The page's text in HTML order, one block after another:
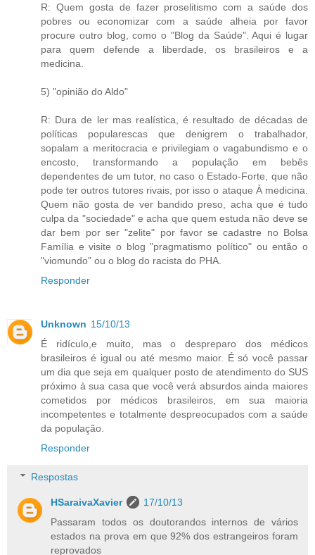
R: Quem gosta de fazer proselitismo com a saúde dos
pobres ou economizar com a saúde alheia por favor
procure outro blog, como o "Blog da Saúde". Aqui é lugar
para quem defende a liberdade, os brasileiros e a
medicina.
5) "opinião do Aldo"
R: Dura de ler mas realística, é resultado de décadas de
políticas popularescas que denigrem o trabalhador,
sopalam a meritocracia e privilegiam o vagabundismo e o
encosto, transformando a população em bebês
dependentes de um tutor, no caso o Estado-Forte, que não
pode ter outros tutores rivais, por isso o ataque À medicina.
Quem não gosta de ver bandido preso, acha que é tudo
culpa da "sociedade" e acha que quem estuda não deve se
dar bem por ser "zelite" por favor se cadastre no Bolsa
Família e visite o blog "pragmatismo político" ou então o
"viomundo" ou o blog do racista do PHA.
Responder
Unknown 15/10/13
É ridículo,e muito, mas o despreparo dos médicos
brasileiros é igual ou até mesmo maior. É só você passar
um dia que seja em qualquer posto de atendimento do SUS
próximo à sua casa que você verá absurdos ainda maiores
cometidos por médicos brasileiros, em sua maioria
incompetentes e totalmente despreocupados com a saúde
da população.
Responder
Respostas
HSaraivaXavier
17/10/13
Passaram todos os doutorandos internos de vários
estados na prova em que 92% dos estrangeiros foram
reprovados